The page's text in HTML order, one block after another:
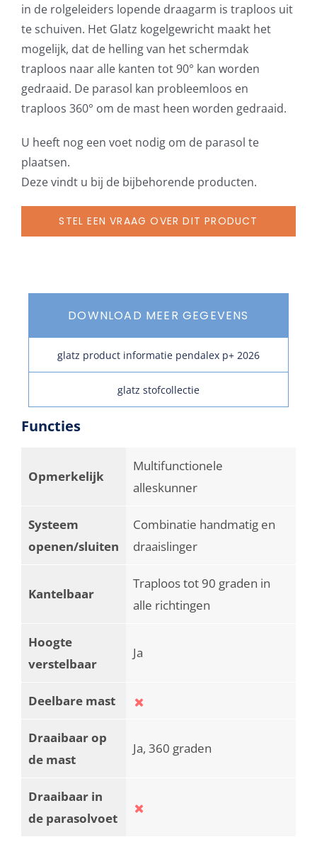
in de rolgeleiders lopende draagarm is traploos uit
te schuiven. Het Glatz kogelgewricht maakt het
mogelijk, dat de helling van het schermdak
traploos naar alle kanten tot 90° kan worden
gedraaid. De parasol kan probleemloos en
traploos 360° om de mast heen worden gedraaid.
U heeft nog een voet nodig om de parasol te
plaatsen.
Deze vindt u bij de bijbehorende producten.
STEL EEN VRAAG OVER DIT PRODUCT
DOWNLOAD MEER GEGEVENS
glatz product informatie pendalex p+ 2026
glatz stofcollectie
Functies
Opmerkelijk
Multifunctionele
alleskunner
Systeem
openen/sluiten
Combinatie handmatig en
draaislinger
Kantelbaar
Traploos tot 90 graden in
alle richtingen
Hoogte
verstelbaar
Ja
Deelbare mast
Draaibaar op
de mast
Ja, 360 graden
Draaibaar in
de parasolvoet